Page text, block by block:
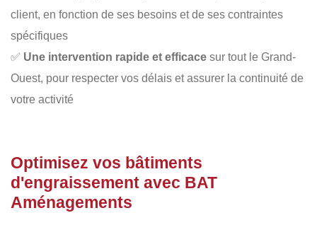
client, en fonction de ses besoins et de ses contraintes
spécifiques
✅ Une intervention rapide et efficace sur tout le Grand-
Ouest, pour respecter vos délais et assurer la continuité de
votre activité
Optimisez vos bâtiments
d'engraissement avec BAT
Aménagements